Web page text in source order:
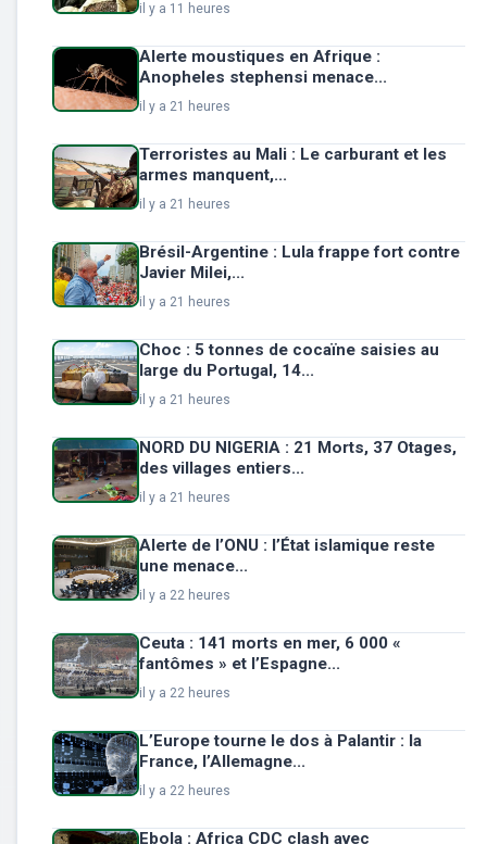
il y a 11 heures
Alerte moustiques en Afrique :
Anopheles stephensi menace...
il y a 21 heures
Terroristes au Mali : Le carburant et les
armes manquent,...
il y a 21 heures
Brésil-Argentine : Lula frappe fort contre
Javier Milei,...
il y a 21 heures
Choc : 5 tonnes de cocaïne saisies au
large du Portugal, 14...
il y a 21 heures
NORD DU NIGERIA : 21 Morts, 37 Otages,
des villages entiers...
il y a 21 heures
Alerte de l’ONU : l’État islamique reste
une menace...
il y a 22 heures
Ceuta : 141 morts en mer, 6 000 «
fantômes » et l’Espagne...
il y a 22 heures
L’Europe tourne le dos à Palantir : la
France, l’Allemagne...
il y a 22 heures
Ebola : Africa CDC clash avec